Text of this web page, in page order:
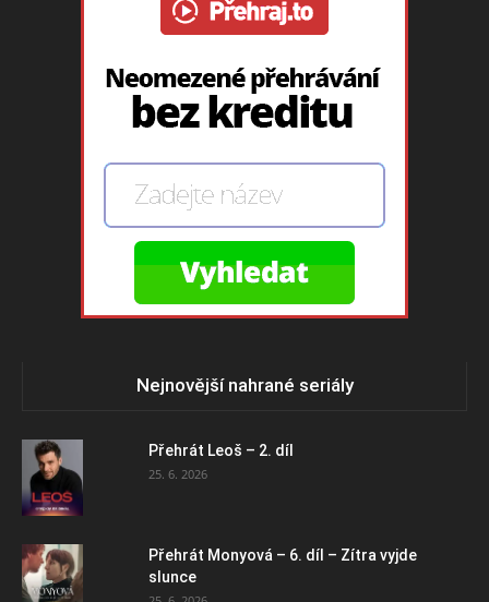
Nejnovější nahrané seriály
Přehrát Leoš – 2. díl
25. 6. 2026
Přehrát Monyová – 6. díl – Zítra vyjde
slunce